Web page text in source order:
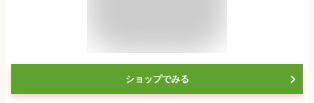
ショップでみる